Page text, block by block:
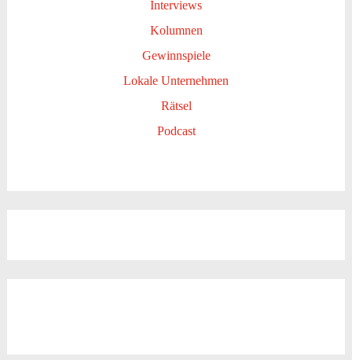
Interviews
Kolumnen
Gewinnspiele
Lokale Unternehmen
Rätsel
Podcast